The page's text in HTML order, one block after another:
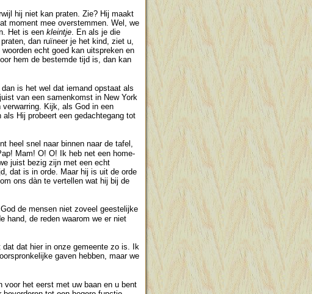
hij niet kan praten. Zie? Hij maakt
moment mee overstemmen. Wel, we
Het is een kleintje. En als je die
dan ruïneer je het kind, ziet u,
echt goed kan uitspreken en
hem de bestemde tijd is, dan kan
is het wel dat iemand opstaat als
van een samenkomst in New York
Kijk, als God in een
Hij probeert een gedachtegang tot
heel snel naar binnen naar de tafel,
Mam! O! O! Ik heb net een home-
juist bezig zijn met een echt
dat is in orde. Maar hij is uit de orde
ons dàn te vertellen wat hij bij de
de mensen niet zoveel geestelijke
hand, de reden waarom we er niet
dat hier in onze gemeente zo is. Ik
gaven hebben, maar we
voor het eerst met uw baan en u bent